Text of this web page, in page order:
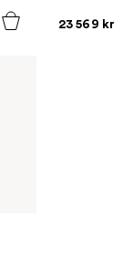
23 569 kr